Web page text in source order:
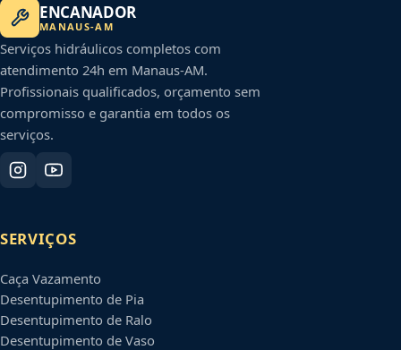
ENCANADOR
MANAUS-AM
Serviços hidráulicos completos com
atendimento 24h em Manaus-AM.
Profissionais qualificados, orçamento sem
compromisso e garantia em todos os
serviços.
SERVIÇOS
Caça Vazamento
Desentupimento de Pia
Desentupimento de Ralo
Desentupimento de Vaso